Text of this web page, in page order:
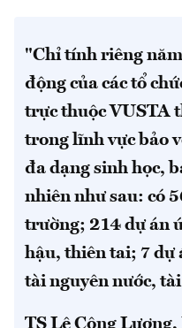
"Chỉ tính riêng
động của các tổ
trực thuộc VUSTA
trong lĩnh vực bảo
đa dạng sinh học,
nhiên như sau: có
trường; 214 dự án
hậu, thiên tai; 7 dự
tài nguyên nước,